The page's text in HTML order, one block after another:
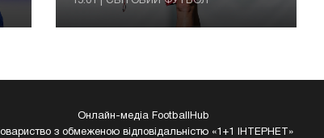
Онлайн-медіа FootballHub
з обмеженою відповідальністю «1+1 ІНТЕРНЕТ»